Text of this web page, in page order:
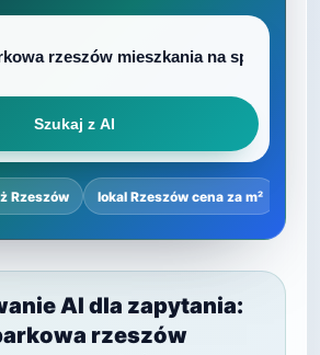
Szukaj z AI
Rzeszów lokal Rzeszów cena za m²
AI dla zapytania:
rzeszów